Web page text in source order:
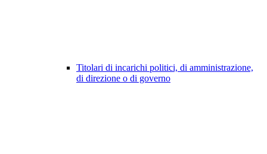
Titolari di incarichi politici, di amministrazione,
di direzione o di governo